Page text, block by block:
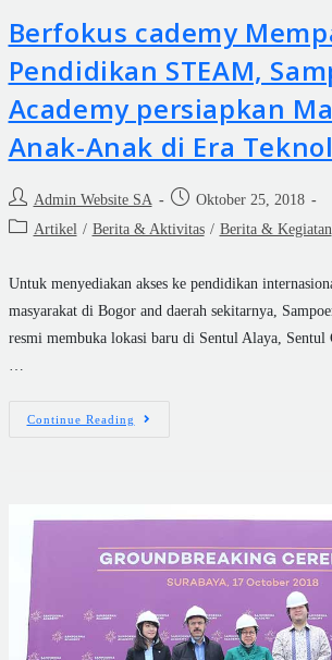
Berfokus cademy
Pendidikan STEAM,
Academy persiapkan
Anak-Anak di Era
Admin Website SA
Oktober 25, 2018
Artikel / Berita & Aktivitas / Berita & Kegiatan
Untuk menyediakan akses ke pendidikan
masyarakat di Bogor and daerah sekitarnya,
resmi membuka lokasi baru di Sentul Alaya, Sentul
…
Continue Reading